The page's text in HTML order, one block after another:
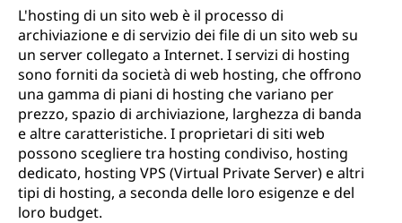
L'hosting di un sito web è il processo di
archiviazione e di servizio dei file di un sito web su
un server collegato a Internet. I servizi di hosting
sono forniti da società di web hosting, che offrono
una gamma di piani di hosting che variano per
prezzo, spazio di archiviazione, larghezza di banda
e altre caratteristiche. I proprietari di siti web
possono scegliere tra hosting condiviso, hosting
dedicato, hosting VPS (Virtual Private Server) e altri
tipi di hosting, a seconda delle loro esigenze e del
loro budget.